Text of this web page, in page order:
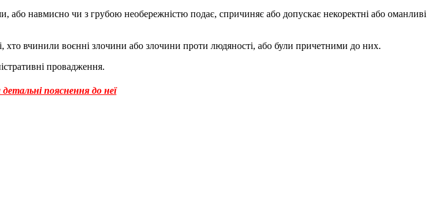
або навмисно чи з грубою необережністю подає, спричиняє або допускає некоректні або оманливі
хто вчинили воєнні злочини або злочини проти людяності, або були причетними до них.
провадження.
пояснення до неї